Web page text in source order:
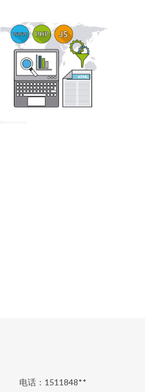
电话：1511848**